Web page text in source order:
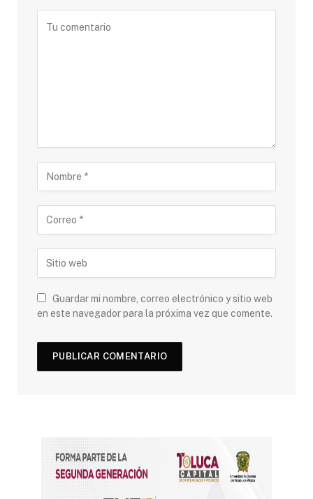
Guardar mi nombre, correo electrónico y sitio web
en este navegador para la próxima vez que comente.